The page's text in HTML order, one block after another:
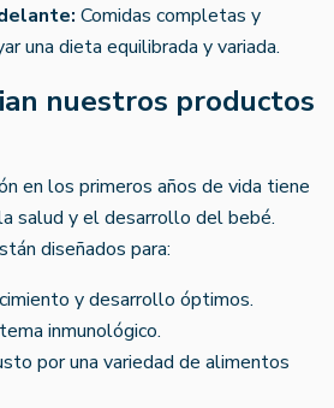
Comidas completas y
una dieta equilibrada y variada.
nuestros productos
en los primeros años de vida tiene
salud y el desarrollo del bebé.
diseñados para:
y desarrollo óptimos.
inmunológico.
por una variedad de alimentos